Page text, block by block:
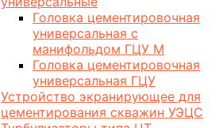
Головка цементировочная
универсальная с
манифольдом ГЦУ М
Головка цементировочная
универсальная ГЦУ
Устройство экранирующее для
цементирования скважин УЭЦС